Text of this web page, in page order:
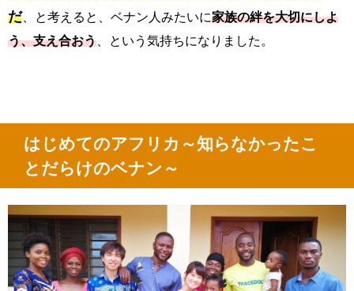
だ、と考えると、ベナン人みたいに家族の絆を大切にしよ
う、支え合おう 、という気持ちになりました。
はじめてのアフリカ～知らなかったこ
とだらけのベナン～